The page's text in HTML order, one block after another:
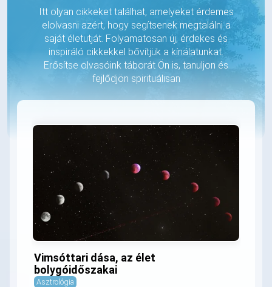
Itt olyan cikkeket találhat, amelyeket érdemes
elolvasni azért, hogy segítsenek megtalálni a
saját életutját. Folyamatosan új, érdekes és
inspiráló cikkekkel bővítjük a kínálatunkat.
Erősítse olvasóink táborát Ön is, tanuljon és
fejlődjön spirituálisan
Vimsóttari dása, az élet
bolygóidőszakai
Asztrológia